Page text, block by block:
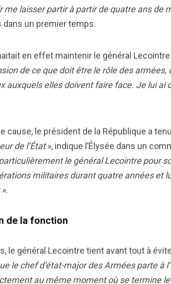
me laisser partir à partir de quatre ans de
un premier temps.
en effet maintenir le général
de ce que doit être le rôle des armées,
auxquels elles doivent faire face. Je lui ai
cause, le président de la République a
de l’État», indique l’Élysée dans un
le général Lecointre pour
militaires durant quatre années et
de la fonction
le général Lecointre tient avant tout à
le chef d’état-major des Armées parte à
au même moment où se termine